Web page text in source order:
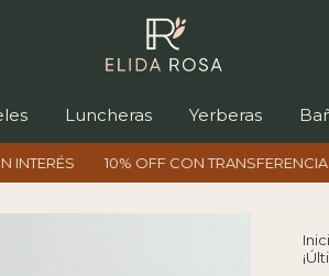
Luncheras Yerberas
10% OFF CON TRANSFERENCIA